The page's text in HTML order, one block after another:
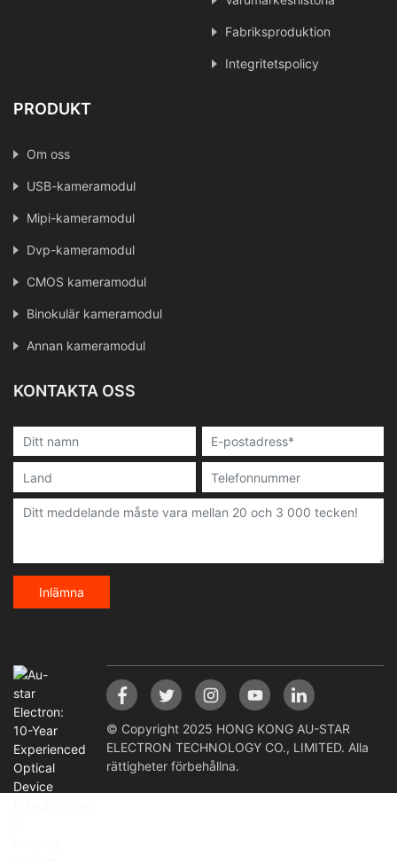
Fabriksproduktion
Integritetspolicy
PRODUKT
Om oss
USB-kameramodul
Mipi-kameramodul
Dvp-kameramodul
CMOS kameramodul
Binokulär kameramodul
Annan kameramodul
KONTAKTA OSS
Inlämna
© Copyright 2025 HONG KONG AU-STAR
ELECTRON TECHNOLOGY CO., LIMITED. Alla
rättigheter förbehållna.